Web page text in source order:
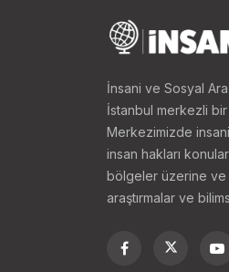
İnsani ve Sosyal
İstanbul merkezli bir
Merkezimizde
insan hakları
bölgeler üzerine ve
araştırmalar ve